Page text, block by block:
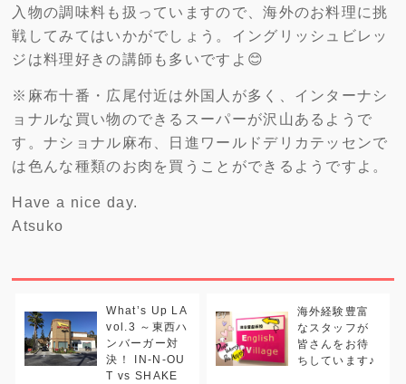
入物の調味料も扱っていますので、海外のお料理に挑
戦してみてはいかがでしょう。イングリッシュビレッ
ジは料理好きの講師も多いですよ😊
※麻布十番・広尾付近は外国人が多く、インターナシ
ョナルな買い物のできるスーパーが沢山あるようで
す。ナショナル麻布、日進ワールドデリカテッセンで
は色んな種類のお肉を買うことができるようですよ。
Have a nice day.
Atsuko
What’s Up LA
vol.3 ～東西ハ
ンバーガー対
決！ IN-N-OU
T vs SHAKE
海外経験豊富
なスタッフが
皆さんをお待
ちしています♪